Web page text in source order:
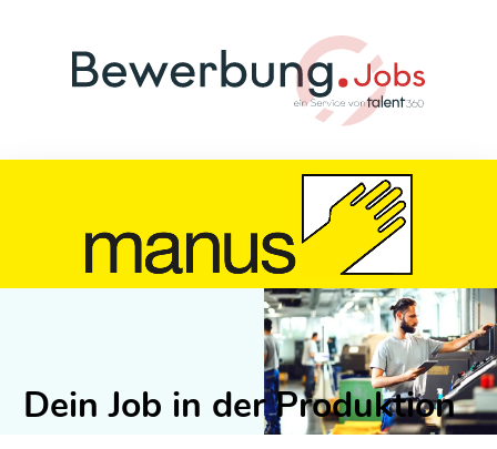
Dein Job in der Produktion